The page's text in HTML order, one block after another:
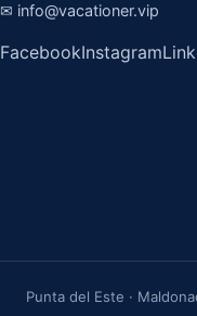
✉ info@vacationer.vip
FacebookInstagram
Punta del Este ·